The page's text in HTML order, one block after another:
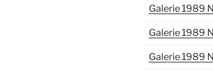
Galerie 1989
Galerie 1989
Galerie 1989